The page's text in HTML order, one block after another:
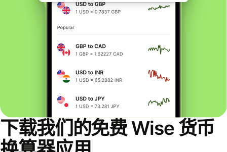
下载我们的免费 Wise 货币